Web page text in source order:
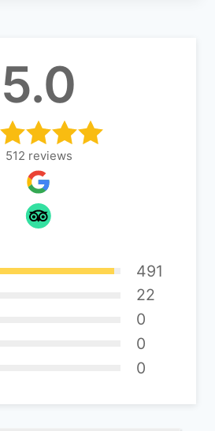
5.0
512 reviews
491
22
0
0
0